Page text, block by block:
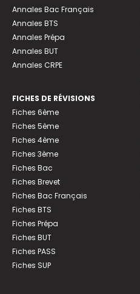
Annales Bac Français
Annales BTS
Annales Prépa
Annales BUT
Annales CRPE
FICHES DE RÉVISIONS
Fiches 6ème
Fiches 5ème
Fiches 4ème
Fiches 3ème
Fiches Bac
Fiches Brevet
Fiches Bac Français
Fiches BTS
Fiches Prépa
Fiches BUT
Fiches PASS
Fiches SUP